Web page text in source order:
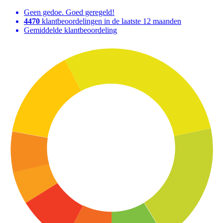
Geen gedoe. Goed geregeld!
4470 klantbeoordelingen in de laatste 12 maanden
Gemiddelde klantbeoordeling